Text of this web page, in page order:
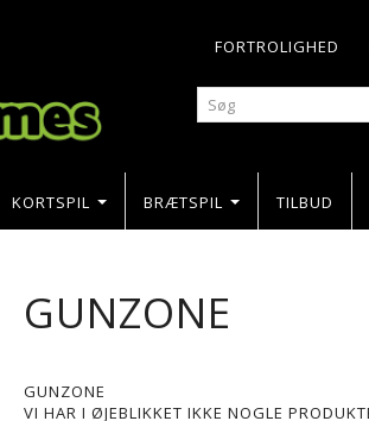
FORTROLIGHED
KORTSPIL BRÆTSPIL TILBUD
GUNZONE
GUNZONE
VI HAR I ØJEBLIKKET IKKE NOGLE